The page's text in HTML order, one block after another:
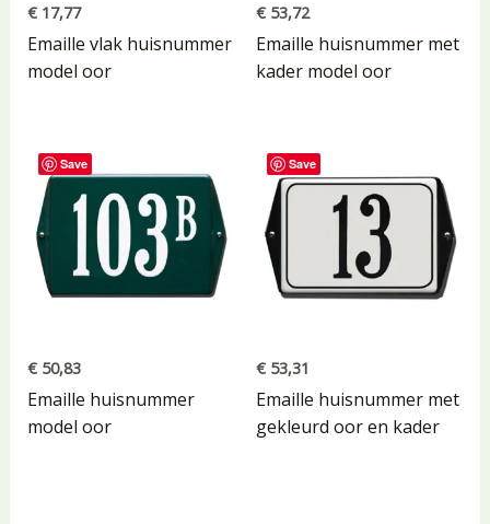
€17,77
Emaille vlak huisnummer
model oor
€ 53,72
Emaille huisnummer met
kader model oor
Save
€50,83
Emaille huisnummer
model oor
Save
€ 53,31
Emaille huisnummer met
gekleurd oor en kader